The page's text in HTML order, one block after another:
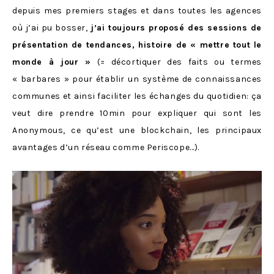
depuis mes premiers stages et dans toutes les agences
où j’ai pu bosser, j’ai toujours proposé des sessions de
présentation de tendances, histoire de « mettre tout le
monde à jour »
(= décortiquer des faits ou termes
« barbares » pour établir un système de connaissances
communes et ainsi faciliter les échanges du quotidien: ça
veut dire prendre 10min pour expliquer qui sont les
Anonymous, ce qu’est une blockchain, les principaux
avantages d’un réseau comme Periscope…).